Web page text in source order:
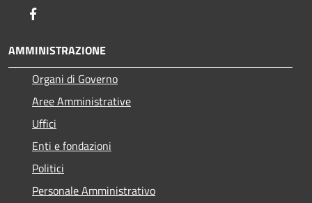
AMMINISTRAZIONE
Organi di Governo
Aree Amministrative
Uffici
Enti e fondazioni
Politici
Personale Amministrativo